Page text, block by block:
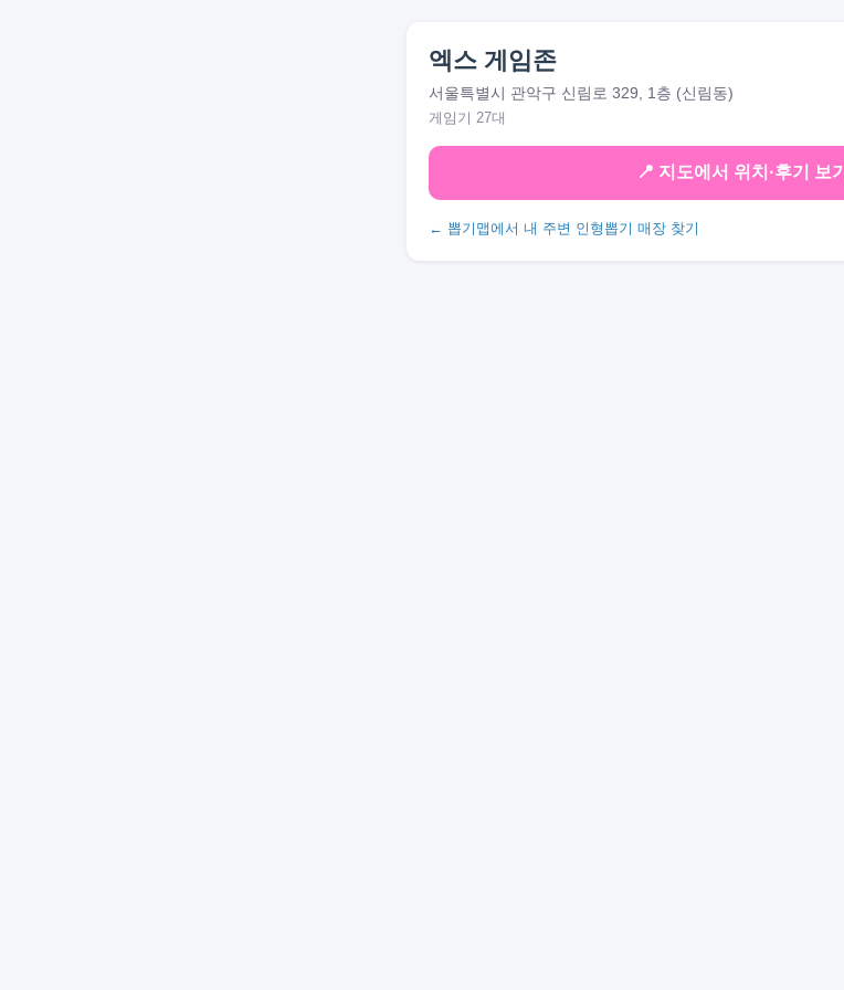
엑스 게임존
서울특별시 관악구 신림로 329, 1층 (신림동)
게임기 27대
📍 지도에서 위치·후기 보기
← 뽑기맵에서 내 주변 인형뽑기 매장 찾기